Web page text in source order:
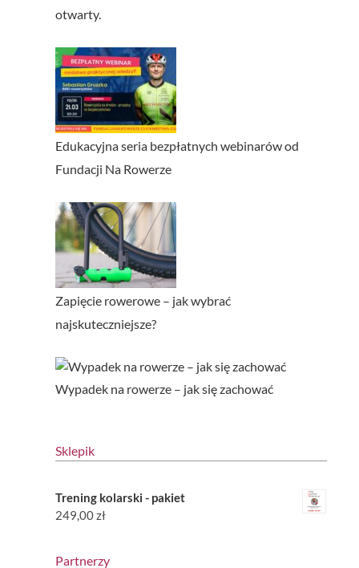
otwarty.
Edukacyjna seria bezpłatnych webinarów od
Fundacji Na Rowerze
Zapięcie rowerowe – jak wybrać
najskuteczniejsze?
Wypadek na rowerze – jak się zachować
Sklepik
Trening kolarski - pakiet
249,00zł
Partnerzy